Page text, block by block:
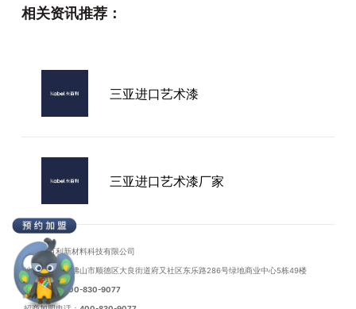
相关资讯推荐：
三亚进口艺术漆
三亚进口艺术漆厂家
广东卡百利新材料科技有限公司
地址：广东省佛山市顺德区大良街道府又社区东乐路286号绿地商业中心5栋49楼
联系电话：400-830-9077